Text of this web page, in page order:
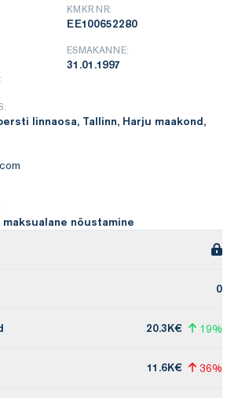
KMKR NR:
EE100652280
ESMAKANNE:
31.01.1997
linnaosa, Tallinn, Harju maakond,
maksualane nõustamine
0
20.3K€ 19%
11.6K€ 36%